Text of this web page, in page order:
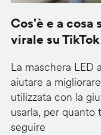
Cos'è e a cosa
virale su TikTok
La maschera LED
aiutare a
utilizzata con la
usarla, per
seguire